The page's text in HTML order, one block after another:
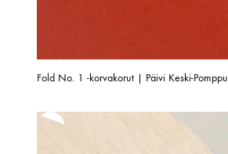
Fold No. 1 -korvakorut | Päivi Keski-Pomppu